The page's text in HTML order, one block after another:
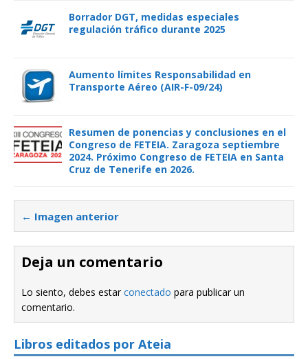
Borrador DGT, medidas especiales
regulación tráfico durante 2025
Aumento límites Responsabilidad en
Transporte Aéreo (AIR-F-09/24)
Resumen de ponencias y conclusiones en el
Congreso de FETEIA. Zaragoza septiembre
2024. Próximo Congreso de FETEIA en Santa
Cruz de Tenerife en 2026.
← Imagen anterior
Deja un comentario
Lo siento, debes estarconectado para publicar un
comentario.
Libros editados por Ateia